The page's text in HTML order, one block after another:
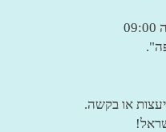
או בקשה.